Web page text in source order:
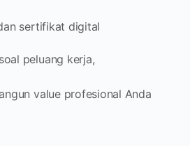
sertifikat digital
peluang kerja,
value profesional Anda